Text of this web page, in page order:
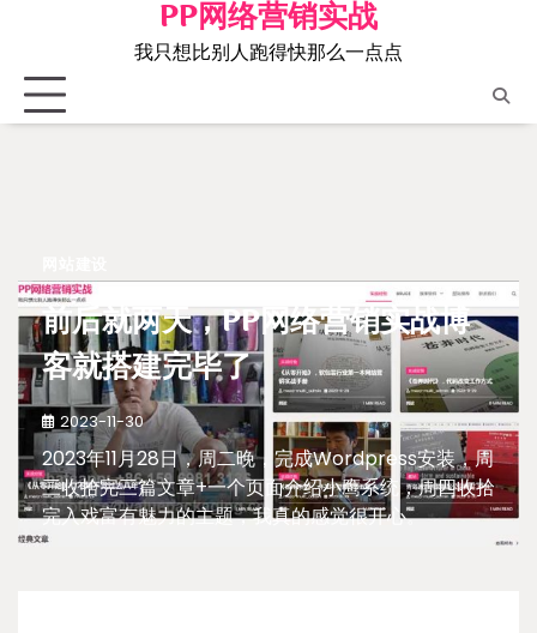
content
PP网络营销实战
我只想比别人跑得快那么一点点
前后就两天，PP网络营销实战博
客就搭建完毕了
2023-11-30
2023年11月28日，周二晚，完成Wordpress安装，周
三收拾完三篇文章+一个页面介绍小鹰系统，周四收拾
完入戏富有魅力的主题，我真的感觉很开心。